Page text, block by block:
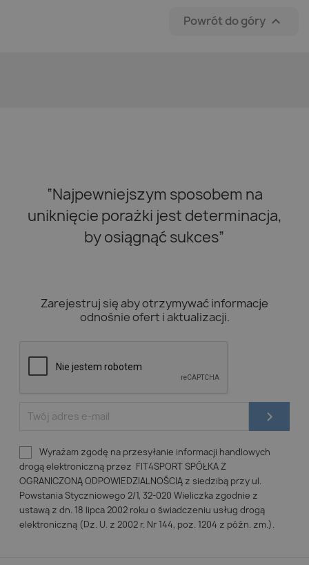
Powrót do góry 
“Najpewniejszym sposobem na
uniknięcie porażki jest determinacja,
by osiągnąć sukces”
Zarejestruj się aby otrzymywać informacje
odnośnie ofert i aktualizacji.
Wyrażam zgodę na przesyłanie informacji handlowych
drogą elektroniczną przez FIT4SPORT SPÓŁKA Z
OGRANICZONĄ ODPOWIEDZIALNOŚCIĄ z siedzibą przy ul.
Powstania Styczniowego 2/1, 32-020 Wieliczka zgodnie z
ustawą z dn. 18 lipca 2002 roku o świadczeniu usług drogą
elektroniczną (Dz. U. z 2002 r. Nr 144, poz. 1204 z późn. zm.).